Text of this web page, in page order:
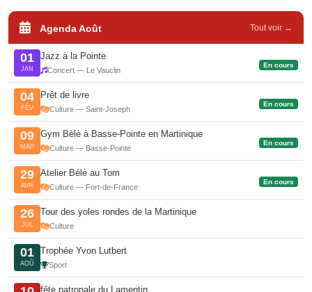
Agenda Août Tout voir →
01
JAN
Jazz à la Pointe
Concert — Le Vauclin
En cours
04
FÉV
Prêt de livre
Culture — Saint-Joseph
En cours
09
MAR
Gym Bèlè à Basse-Pointe en Martinique
Culture — Basse-Pointe
En cours
29
AVR
Atelier Bélè au Tom
Culture — Fort-de-France
En cours
26
JUL
Tour des yoles rondes de la Martinique
Culture
01
AOÛ
Trophée Yvon Lutbert
Sport
fête patronale du Lamentin